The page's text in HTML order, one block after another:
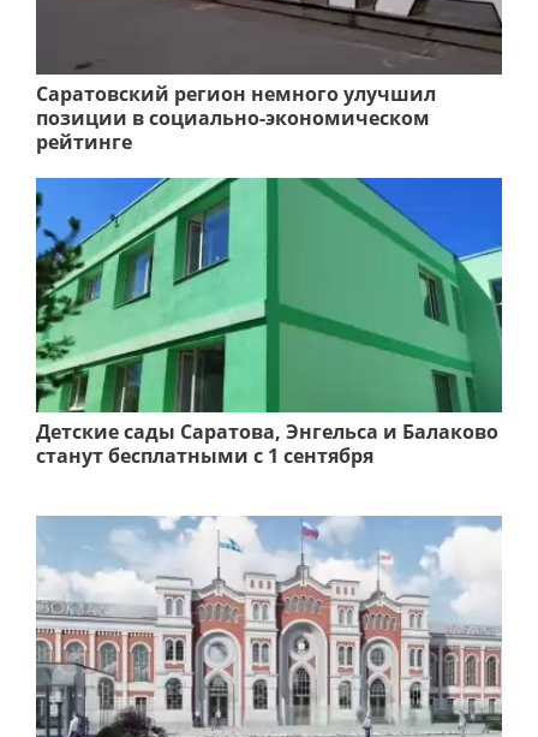
Саратовский регион немного улучшил
позиции в социально-экономическом
рейтинге
Детские сады Саратова, Энгельса и Балаково
станут бесплатными с 1 сентября